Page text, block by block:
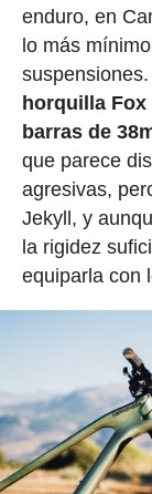
enduro, en
lo más
horquilla Fox
barras de
que parece
agresivas,
Jekyll, y
la rigidez
equiparla con